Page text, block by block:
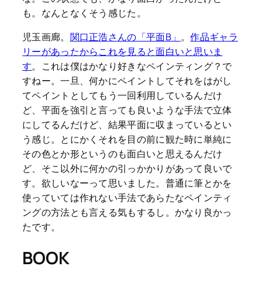
も。なんとなくそう感じた。
児玉画廊。 関口正浩さんの「平面B」 。作品ギャラ
リーがあったからこれを見ると面白いと思いま
す。これは僕はかなり好きなペインティング？で
すねー。一旦、何かにペイントしてそれをはがし
てペイントとしてもう一回利用しているんだけ
ど、平面を強引と言っても良いような手法で立体
にしてるんだけど、結果平面に収まっているとい
う感じ。とにかくそれを目の前に観た時に単純に
その色とか形というのも面白いと思えるんだけ
ど、そこ以外に何かの引っかかりがあって良いで
す。欲しいなーって思いました。普通に筆とかを
使っていては作れない手法であらたなペインティ
ングの方法とも言える気もするし。かなり良かっ
たです。
BOOK